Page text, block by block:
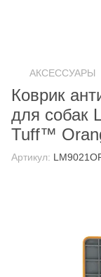
АКСЕССУАРЫ
Коврик
для собак
Tuff™
Артикул: